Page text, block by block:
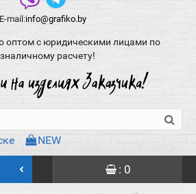
E-mail:info@grafiko.by
оптом с юридическими лицами по
расчету!
NEW
: 0